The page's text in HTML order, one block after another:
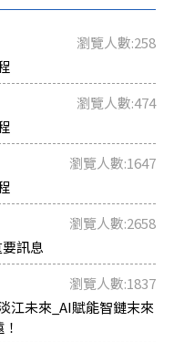
瀏覽人數:258
瀏覽人數:474
瀏覽人數:1647
瀏覽人數:2658
訊息
瀏覽人數:1837
江未來_AI賦能智鏈末來